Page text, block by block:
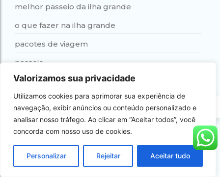
Valorizamos sua privacidade
Utilizamos cookies para aprimorar sua experiência de
navegação, exibir anúncios ou conteúdo personalizado e
analisar nosso tráfego. Ao clicar em “Aceitar todos”, você
concorda com nosso uso de cookies.
Personalizar Rejeitar Aceitar tudo
melhor passeio da ilha grande
o que fazer na ilha grande
pacotes de viagem
passeio
passeio angra
Passeio Bate e Volta
passeio de barco ilha grande
passeio de lancha ilha grande
Passeio de Lancha Privativo com Churrasco a
Bordo
PT